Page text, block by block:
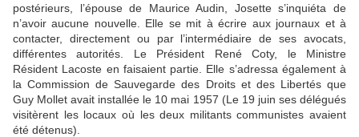
postérieurs, l’épouse de Maurice Audin, Josette s’inquiéta de
n’avoir aucune nouvelle. Elle se mit à écrire aux journaux et à
contacter, directement ou par l’intermédiaire de ses avocats,
différentes autorités. Le Président René Coty, le Ministre
Résident Lacoste en faisaient partie. Elle s’adressa également à
la Commission de Sauvegarde des Droits et des Libertés que
Guy Mollet avait installée le 10 mai 1957 (Le 19 juin ses délégués
visitèrent les locaux où les deux militants communistes avaient
été détenus).